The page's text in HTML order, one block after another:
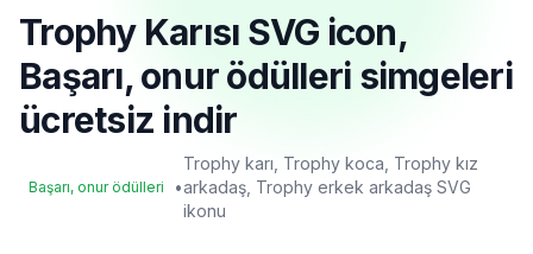
Trophy Karısı SVG icon,
Başarı, onur ödülleri simgeleri
ücretsiz indir
Başarı, onur ödülleri •
Trophy karı, Trophy koca, Trophy kız
arkadaş, Trophy erkek arkadaş SVG
ikonu